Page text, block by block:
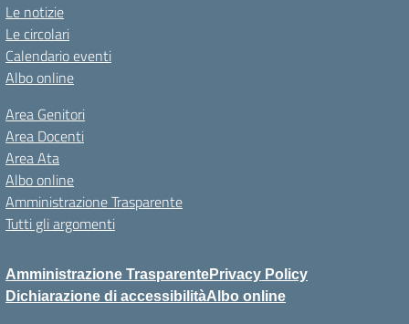
Le notizie
Le circolari
Calendario eventi
Albo online
Area Genitori
Area Docenti
Area Ata
Albo online
Amministrazione Trasparente
Tutti gli argomenti
Amministrazione TrasparentePrivacy Policy
Dichiarazione di accessibilitàAlbo online